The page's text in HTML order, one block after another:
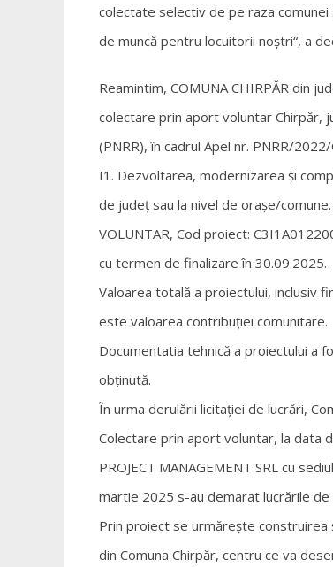
colectate selectiv de pe raza comunei
de muncă pentru locuitorii noștri“, a
Reamintim, COMUNA CHIRPĂR din
colectare prin aport voluntar Chirpăr,
(PNRR), în cadrul Apel nr. PNRR/
I1. Dezvoltarea, modernizarea și
de județ sau la nivel de orașe/comune.
VOLUNTAR, Cod proiect:
cu termen de finalizare în 30.09.2025.
Valoarea totală a proiectului, inclusiv
este valoarea contribuției comunitare.
Documentatia tehnică a proiectului a
obținută.
În urma derulării licitației de lucrări,
Colectare prin aport voluntar, la data
PROJECT MANAGEMENT SRL cu
martie 2025 s-au demarat lucrările de
Prin proiect se urmărește
din Comuna Chirpăr, centru ce va